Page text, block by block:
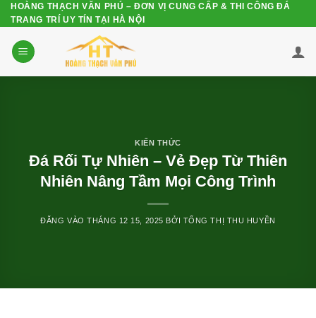
Bỏ
qua
nội
dung
HOÀNG THẠCH VĂN PHÚ – ĐƠN VỊ CUNG CẤP & THI CÔNG ĐÁ
TRANG TRÍ UY TÍN TẠI HÀ NỘI
KIẾN THỨC
Đá Rối Tự Nhiên – Vẻ Đẹp Từ Thiên
Nhiên Nâng Tầm Mọi Công Trình
ĐĂNG VÀOTHÁNG 12 15, 2025 BỞI TỐNG THỊ THU HUYỀN